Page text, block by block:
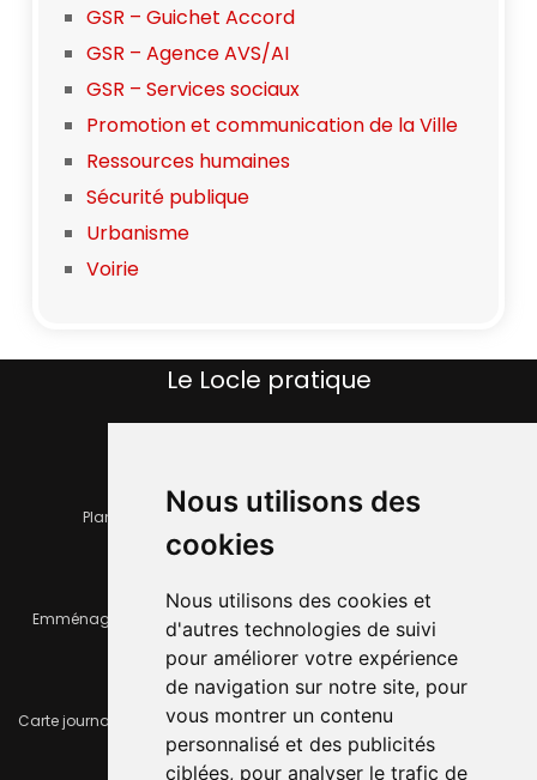
Nous utilisons des
cookies
Nous utilisons des cookies et
d'autres technologies de suivi
pour améliorer votre expérience
de navigation sur notre site, pour
vous montrer un contenu
personnalisé et des publicités
ciblées, pour analyser le trafic de
GSR – Guichet Accord
GSR – Agence AVS/AI
GSR – Services sociaux
Promotion et communication de la Ville
Ressources humaines
Sécurité publique
Urbanisme
Voirie
Le Locle pratique
Plan de la ville Horaires et services communaux
Emménager ou déménager Infos pratiques
Carte journalière CFF - Flexicard Travaux importants en cours